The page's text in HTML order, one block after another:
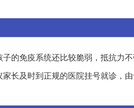
的免疫系统还比较脆弱，抵抗力
长及时到正规的医院挂号就诊，